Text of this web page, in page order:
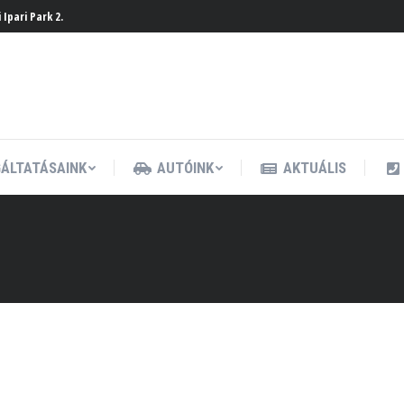
Ipari Park 2.
AUTÓINK AKTUÁLIS
AUTÓINK AKTUÁLIS